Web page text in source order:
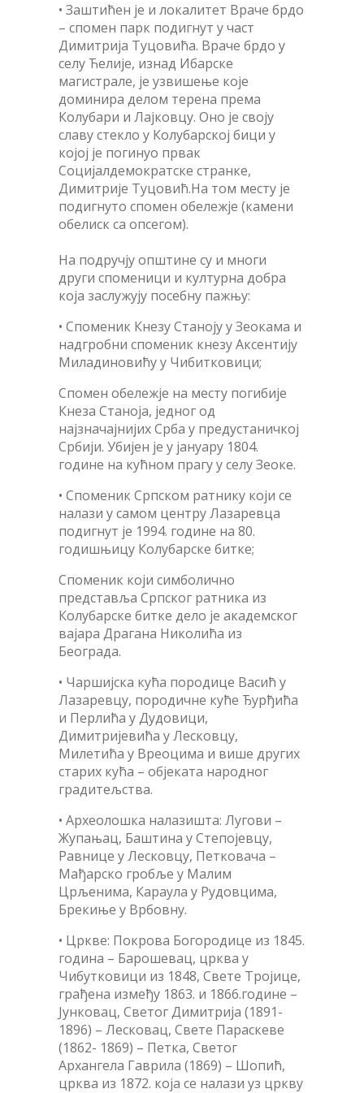
• Заштићен је и локалитет Враче брдо
– спомен парк подигнут у част
Димитрија Туцовића. Враче брдо у
селу Ћелије, изнад Ибарске
магистрале, је узвишење које
доминира делом терена према
Колубари и Лајковцу. Оно је своју
славу стекло у Колубарској бици у
којој је погинуо првак
Социјалдемократске странке,
Димитрије Туцовић.На том месту је
подигнуто спомен обележје (камени
обелиск са опсегом).
На подручју општине су и многи
други споменици и културна добра
која заслужују посебну пажњу:
• Споменик Кнезу Станоју у Зеокама и
надгробни споменик кнезу Аксентију
Миладиновићу у Чибитковици;
Спомен обележје на месту погибије
Кнеза Станоја, једног од
најзначајнијих Срба у предустаничкој
Србији. Убијен је у јануару 1804.
године на кућном прагу у селу Зеоке.
• Споменик Српском ратнику који се
налази у самом центру Лазаревца
подигнут је 1994. године на 80.
годишњицу Колубарске битке;
Споменик који симболично
представља Српског ратника из
Колубарске битке дело је академског
вајара Драгана Николића из
Београда.
• Чаршијска кућа породице Васић у
Лазаревцу, породичне куће Ђурђића
и Перлића у Дудовици,
Димитријевића у Лесковцу,
Милетића у Вреоцима и више других
старих кућа – објеката народног
градитељства.
• Археолошка налазишта: Лугови –
Жупањац, Баштина у Степојевцу,
Равнице у Лесковцу, Петковача –
Мађарско гробље у Малим
Црљенима, Караула у Рудовцима,
Брекиње у Врбовну.
• Цркве: Покрова Богородице из 1845.
година – Барошевац, црква у
Чибутковици из 1848, Свете Тројице,
грађена између 1863. и 1866.године –
Јунковац, Светог Димитрија (1891-
1896) – Лесковац, Свете Параскеве
(1862- 1869) – Петка, Светог
Архангела Гаврила (1869) – Шопић,
црква из 1872. која се налази уз цркву